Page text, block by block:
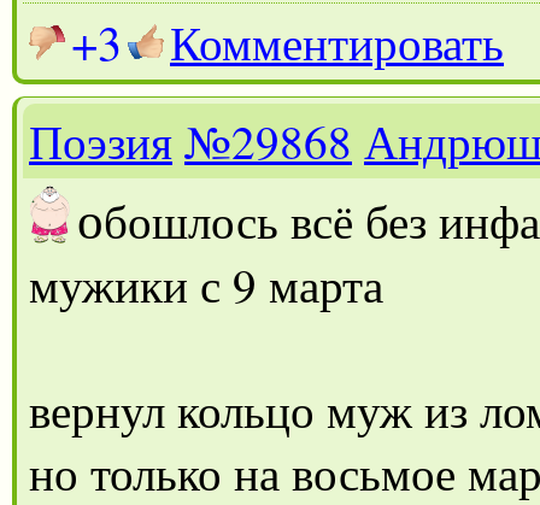
+3
Комментировать
Поэзия№29868
обошлось всё без
мужики с 9 марта
вернул кольцо муж из
но только на восьмое